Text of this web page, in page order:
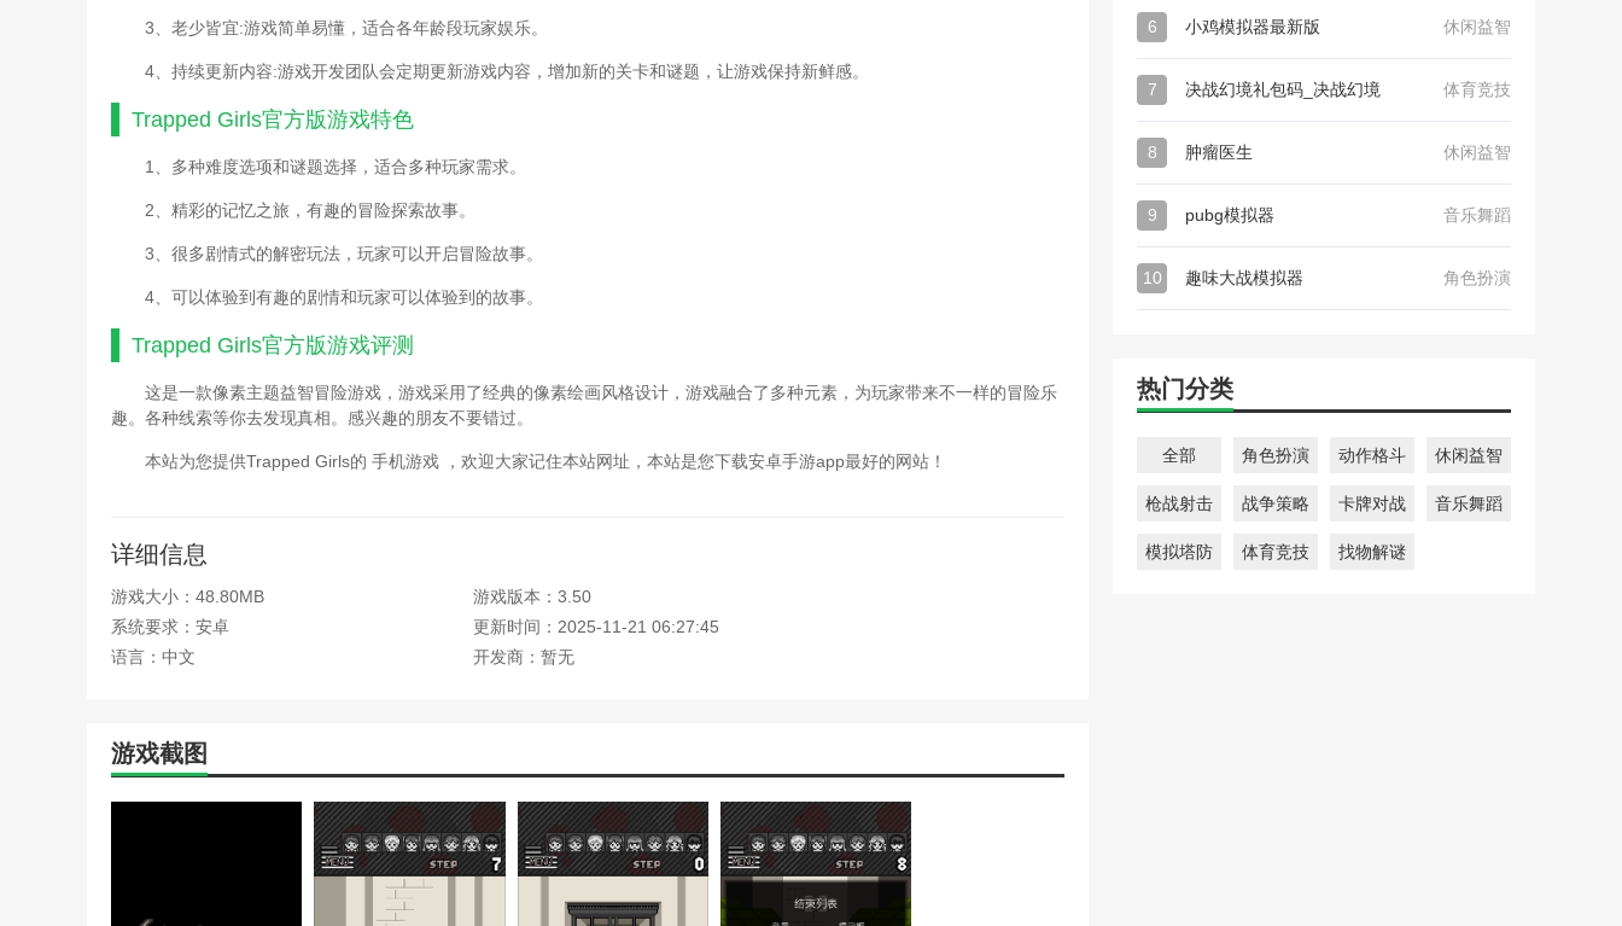
3、老少皆宜:游戏简单易懂，适合各年龄段玩家娱乐。
4、持续更新内容:游戏开发团队会定期更新游戏内容，增加新的关卡和谜题，让游戏保持新鲜感。
Trapped Girls官方版游戏特色
1、多种难度选项和谜题选择，适合多种玩家需求。
2、精彩的记忆之旅，有趣的冒险探索故事。
3、很多剧情式的解密玩法，玩家可以开启冒险故事。
4、可以体验到有趣的剧情和玩家可以体验到的故事。
Trapped Girls官方版游戏评测
这是一款像素主题益智冒险游戏，游戏采用了经典的像素绘画风格设计，游戏融合了多种元素，为玩家带来不一样的冒险乐
趣。各种线索等你去发现真相。感兴趣的朋友不要错过。
本站为您提供Trapped Girls的 手机游戏 ，欢迎大家记住本站网址，本站是您下载安卓手游app最好的网站！
详细信息
游戏大小：48.80MB
游戏版本：3.50
系统要求：安卓
更新时间：2025-11-21 06:27:45
语言：中文
开发商：暂无
游戏截图
6 小鸡模拟器最新版 休闲益智
7 决战幻境礼包码_决战幻境 体育竞技
8 肿瘤医生 休闲益智
9 pubg模拟器 音乐舞蹈
10 趣味大战模拟器 角色扮演
热门分类
全部 角色扮演 动作格斗 休闲益智
枪战射击 战争策略 卡牌对战 音乐舞蹈
模拟塔防 体育竞技 找物解谜